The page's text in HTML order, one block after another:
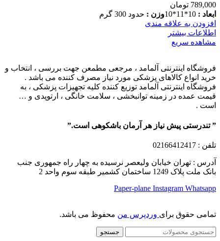
789,000 تومان
ابعاد :
وزن : حدود 300 گرم
افزودن به علاقه مندی
اطلاعات بیشتر
مشاهده سریع
فروشگاه اینترنتی آلمامد ، مرجعی مطمعن جهت بررسی ، انتخاب و
خرید انواع کالاهای پزشکی مورد نیاز مصرف کننده می باشد .
فروشگاه اینترنتی آلمامد توزیع کننده کلیه تجهیزات پزشکی ، به
قیمت عمده در زمینه توانبخشی ، سلامت خانگی ، ارتوپدی و …
است .
” تندرستی پیش نیاز هر آرمان باشکوهی است.”
تلفن : 02166412417
آدرس : تهران خیابان ولیعصر نرسیده به چهار راه جمهوری جنب
بانک ملت پلاک 1249 ساختمان کشمیر طبقه سوم واحد 2
Paper-plane Instagram Whatsapp
تمامی حقوق برای وردپرس من محفوظ می باشد.
جستجو